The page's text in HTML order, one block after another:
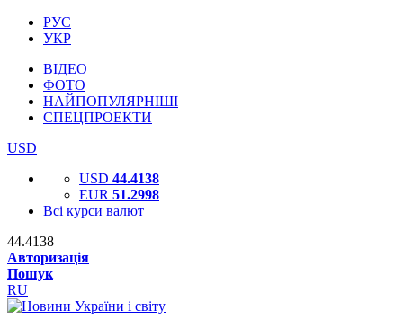
РУС
УКР
ВІДЕО
ФОТО
НАЙПОПУЛЯРНІШІ
СПЕЦПРОЕКТИ
USD
USD 44.4138
EUR 51.2998
Всі курси валют
44.4138
Авторизація
Пошук
RU